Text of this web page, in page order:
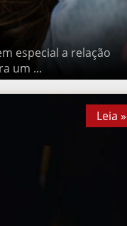
a relação entre pai e
Leia »